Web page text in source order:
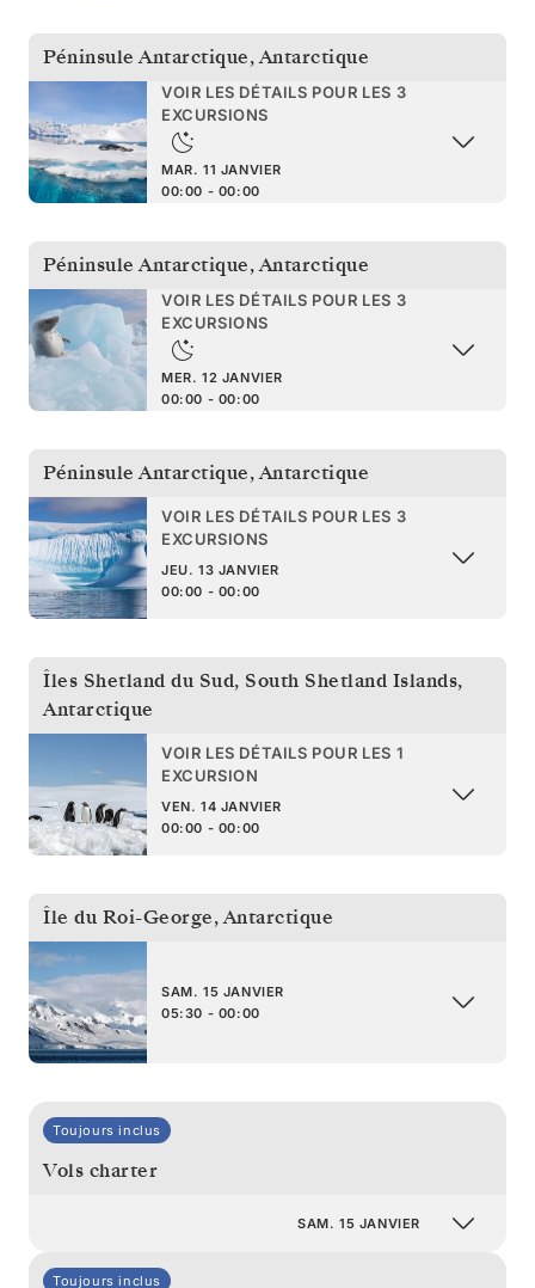
Péninsule Antarctique,Antarctique
VOIR LES DÉTAILS POUR LES 3
EXCURSIONS
MAR. 11 JANVIER
00:00 - 00:00
Péninsule Antarctique,Antarctique
VOIR LES DÉTAILS POUR LES 3
EXCURSIONS
MER. 12 JANVIER
00:00 - 00:00
Péninsule Antarctique,Antarctique
VOIR LES DÉTAILS POUR LES 3
EXCURSIONS
JEU. 13 JANVIER
00:00 - 00:00
Îles Shetland du Sud, South Shetland Islands,
Antarctique
VOIR LES DÉTAILS POUR LES 1
EXCURSION
VEN. 14 JANVIER
00:00 - 00:00
Île du Roi-George,Antarctique
SAM. 15 JANVIER
05:30 - 00:00
Toujours inclus
Vols charter
SAM. 15 JANVIER
Toujours inclus